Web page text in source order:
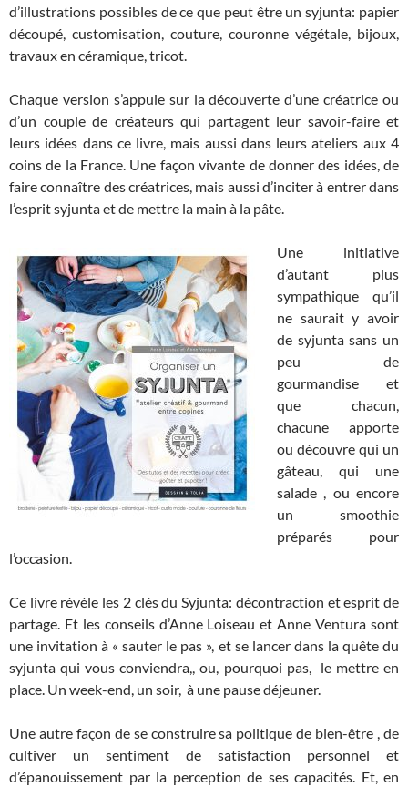
d’illustrations possibles de ce que peut être un syjunta: papier
découpé, customisation, couture, couronne végétale, bijoux,
travaux en céramique, tricot.
Chaque version s’appuie sur la découverte d’une créatrice ou
d’un couple de créateurs qui partagent leur savoir-faire et
leurs idées dans ce livre, mais aussi dans leurs ateliers aux 4
coins de la France. Une façon vivante de donner des idées, de
faire connaître des créatrices, mais aussi d’inciter à entrer dans
l’esprit syjunta et de mettre la main à la pâte.
Une initiative
d’autant plus
sympathique qu’il
ne saurait y avoir
de syjunta sans un
peu de
gourmandise et
que chacun,
chacune apporte
ou découvre qui un
gâteau, qui une
salade , ou encore
un smoothie
préparés pour
l’occasion.
Ce livre révèle les 2 clés du Syjunta: décontraction et esprit de
partage. Et les conseils d’Anne Loiseau et Anne Ventura sont
une invitation à « sauter le pas », et se lancer dans la quête du
syjunta qui vous conviendra,, ou, pourquoi pas, le mettre en
place. Un week-end, un soir, à une pause déjeuner.
Une autre façon de se construire sa politique de bien-être , de
cultiver un sentiment de satisfaction personnel et
d’épanouissement par la perception de ses capacités. Et, en